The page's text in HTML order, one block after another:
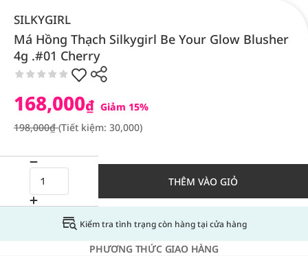
SILKYGIRL
Má Hồng Thạch Silkygirl Be Your Glow Blusher
4g .#01 Cherry
168,000₫ Giảm 15%
198,000₫(Tiết kiệm: 30,000)
THÊM VÀO GIỎ
Kiểm tra tình trạng còn hàng tại cửa hàng
PHƯƠNG THỨC GIAO HÀNG